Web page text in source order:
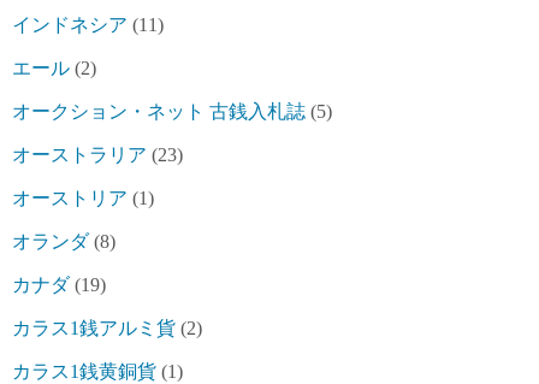
インドネシア (11)
エール (2)
オークション・ネット 古銭入札誌 (5)
オーストラリア (23)
オーストリア (1)
オランダ(8)
カナダ(19)
カラス1銭アルミ貨 (2)
カラス1銭黄銅貨 (1)